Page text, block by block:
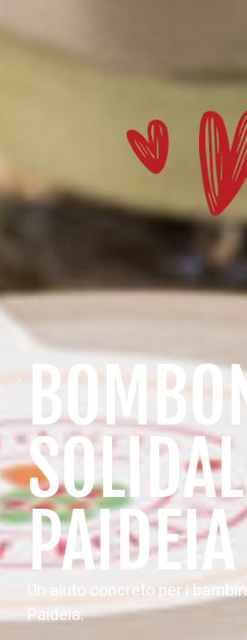
PAIDEIA
Un aiuto concreto per i
Paideia.